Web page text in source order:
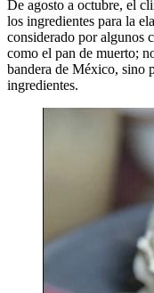
De agosto a octubre, el
los ingredientes para la
considerado por algunos
como el pan de muerto;
bandera de México, sino
ingredientes.